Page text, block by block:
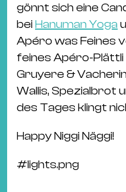
gönnt sich eine
beiHanuman Yoga
Apéro was Feines
feines Apéro-
Gruyere &
Wallis, Spezialbrot
des Tages klingt
Happy Niggi Näggi!
#lights.png